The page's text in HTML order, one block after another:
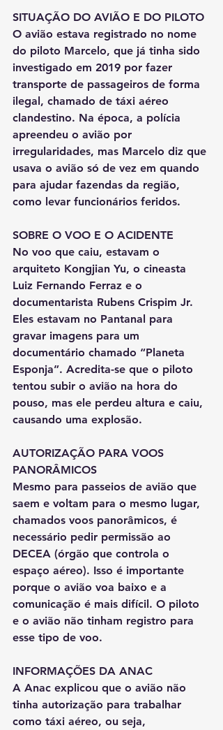
SITUAÇÃO DO AVIÃO E DO PILOTO
O avião estava registrado no nome
do piloto Marcelo, que já tinha sido
investigado em 2019 por fazer
transporte de passageiros de forma
ilegal, chamado de táxi aéreo
clandestino. Na época, a polícia
apreendeu o avião por
irregularidades, mas Marcelo diz que
usava o avião só de vez em quando
para ajudar fazendas da região,
como levar funcionários feridos.
SOBRE O VOO E O ACIDENTE
No voo que caiu, estavam o
arquiteto Kongjian Yu, o cineasta
Luiz Fernando Ferraz e o
documentarista Rubens Crispim Jr.
Eles estavam no Pantanal para
gravar imagens para um
documentário chamado “Planeta
Esponja”. Acredita-se que o piloto
tentou subir o avião na hora do
pouso, mas ele perdeu altura e caiu,
causando uma explosão.
AUTORIZAÇÃO PARA VOOS
PANORÂMICOS
Mesmo para passeios de avião que
saem e voltam para o mesmo lugar,
chamados voos panorâmicos, é
necessário pedir permissão ao
DECEA (órgão que controla o
espaço aéreo). Isso é importante
porque o avião voa baixo e a
comunicação é mais difícil. O piloto
e o avião não tinham registro para
esse tipo de voo.
INFORMAÇÕES DA ANAC
A Anac explicou que o avião não
tinha autorização para trabalhar
como táxi aéreo, ou seja,